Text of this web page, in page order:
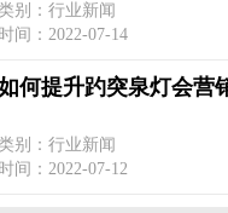
类别：行业新闻
时间：2022-07-14
何提升趵突泉灯会营
类别：行业新闻
时间：2022-07-12